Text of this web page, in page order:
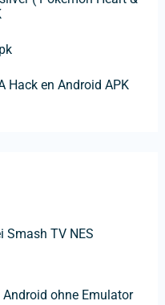
Hack en Android APK
Smash TV NES
ohne Emulator